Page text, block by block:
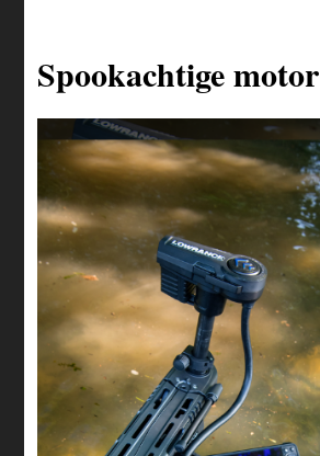
Spookachtige motor